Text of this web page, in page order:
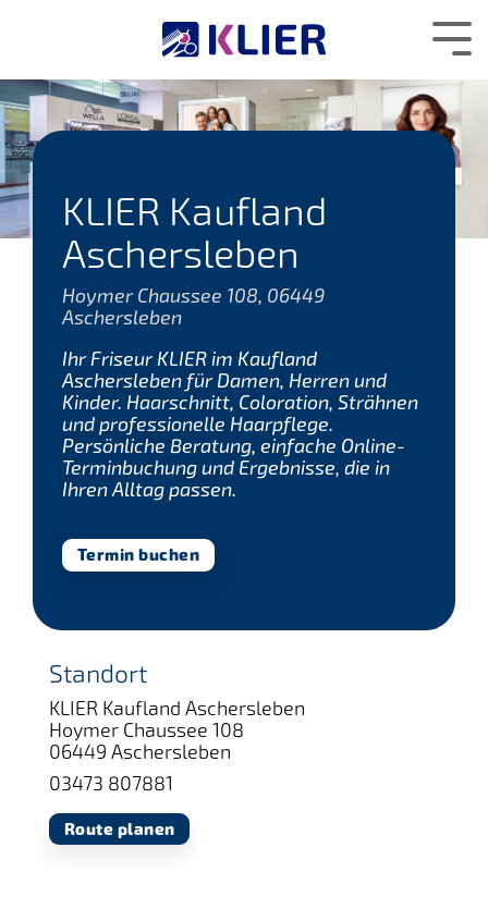
KLIER Kaufland
Aschersleben
Hoymer Chaussee 108, 06449
Aschersleben
Ihr Friseur KLIER im Kaufland
Aschersleben für Damen, Herren und
Kinder. Haarschnitt, Coloration, Strähnen
und professionelle Haarpflege.
Persönliche Beratung, einfache Online-
Terminbuchung und Ergebnisse, die in
Ihren Alltag passen.
Termin buchen
Standort
KLIER Kaufland Aschersleben
Hoymer Chaussee 108
06449 Aschersleben
03473 807881
Route planen